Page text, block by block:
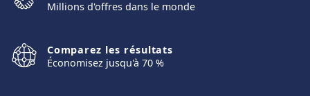
Millions d'offres dans le monde
Comparez les résultats
Économisez jusqu'à 70 %